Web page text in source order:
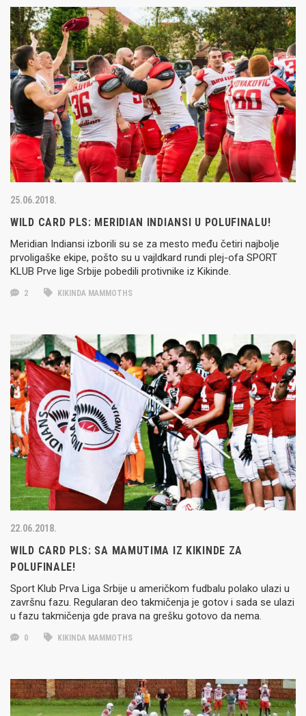
25.06.2018.
WILD CARD PLS: MERIDIAN INDIANSI U POLUFINALU!
Meridian Indiansi izborili su se za mesto među četiri najbolje
prvoligaške ekipe, pošto su u vajldkard rundi plej-ofa SPORT
KLUB Prve lige Srbije pobedili protivnike iz Kikinde.
2 KIKINDA MAMMOTHS
22.06.2018.
WILD CARD PLS: SA MAMUTIMA IZ KIKINDE ZA
POLUFINALE!
Sport Klub Prva Liga Srbije u američkom fudbalu polako ulazi u
završnu fazu. Regularan deo takmičenja je gotov i sada se ulazi
u fazu takmičenja gde prava na grešku gotovo da nema.
0 KIKINDA MAMMOTHS